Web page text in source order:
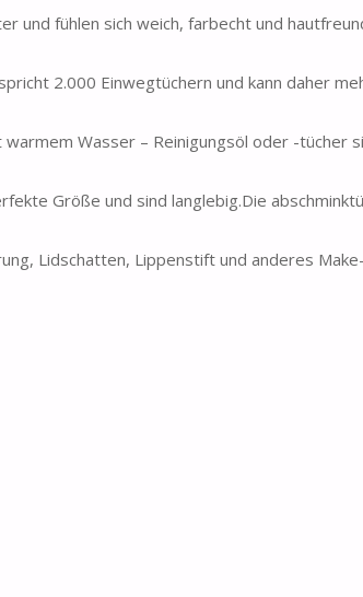
und fühlen sich weich, farbecht und
2.000 Einwegtüchern und kann daher
Wasser – Reinigungsöl oder -tücher
Größe und sind langlebig.Die
Lidschatten, Lippenstift und anderes